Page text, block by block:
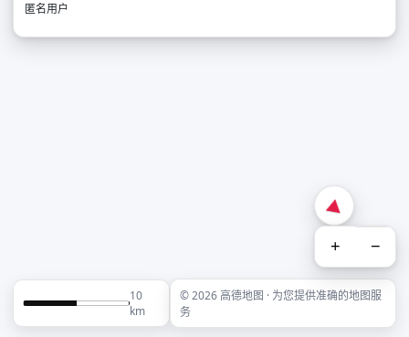
匿名用户
+ −
10
km
© 2026 高德地图 · 为您提供准确的地图服
务